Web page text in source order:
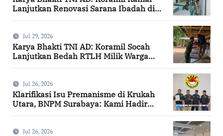
Lanjutkan Renovasi Sarana Ibadah di
Jul 29, 2026
Karya Bhakti TNI AD: Koramil Socah
Lanjutkan Bedah RTLH Milik Warga
Jul 26, 2026
Klarifikasi Isu Premanisme di Krukah
Utara, BNPM Surabaya: Kami Hadir
Jul 26, 2026